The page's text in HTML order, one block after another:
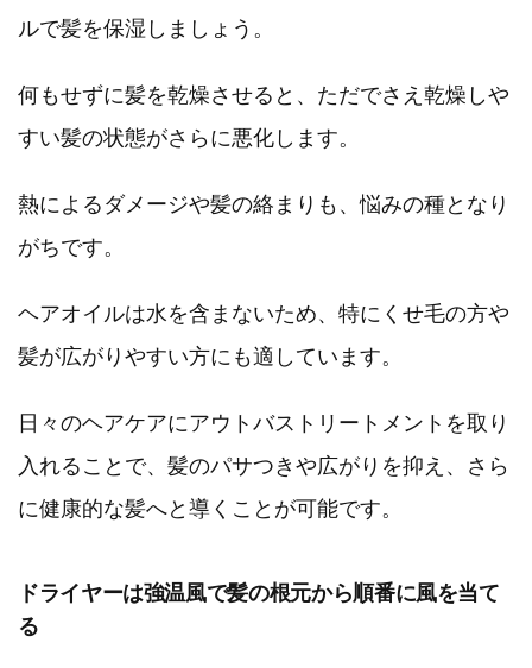
ルで髪を保湿しましょう。
何もせずに髪を乾燥させると、ただでさえ乾燥しや
すい髪の状態がさらに悪化します。
熱によるダメージや髪の絡まりも、悩みの種となり
がちです。
ヘアオイルは水を含まないため、特にくせ毛の方や
髪が広がりやすい方にも適しています。
日々のヘアケアにアウトバストリートメントを取り
入れることで、髪のパサつきや広がりを抑え、さら
に健康的な髪へと導くことが可能です。
ドライヤーは強温風で髪の根元から順番に風を当て
る